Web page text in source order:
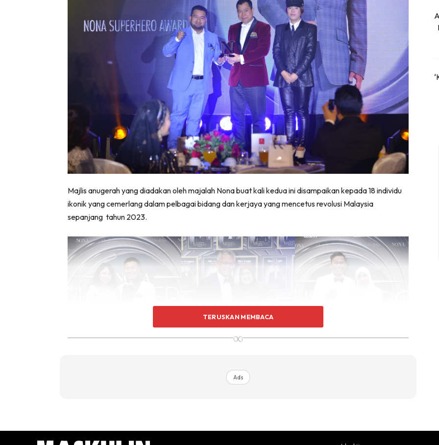
Majlis anugerah yang diadakan oleh majalah Nona buat kali kedua ini disampaikan kepada 18 individu
ikonik yang cemerlang dalam pelbagai bidang dan kerjaya yang mencetus revolusi Malaysia
sepanjang tahun 2023.
Malam kemuncak Nona Superhero Award 2023 yang bertemakanJames Bond007 ini berlangsung
TERUSKAN MEMBACA
∞
Ads